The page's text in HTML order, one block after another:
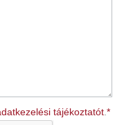
tájékoztatót *